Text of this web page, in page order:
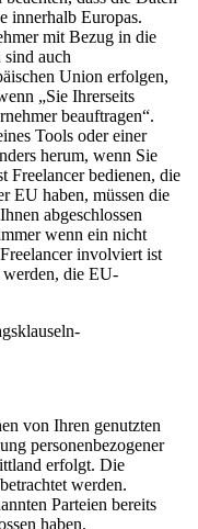
innerhalb Europas.
mit Bezug in die
auch
Union erfolgen,
„Sie Ihrerseits
beauftragen“.
Tools oder einer
herum, wenn Sie
Freelancer bedienen, die
EU haben, müssen die
abgeschlossen
wenn ein nicht
involviert ist
werden, die EU-
von Ihren genutzten
personenbezogener
erfolgt. Die
werden.
Parteien bereits
haben.